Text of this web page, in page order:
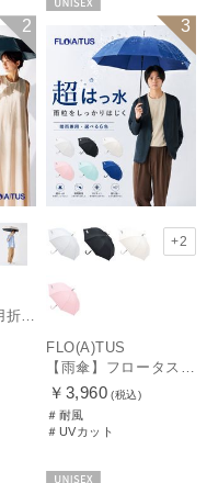
2
【超撥水晴雨兼用折りたたみ日傘】フロータス（FLO(A)TUS）プレーン 晴雨兼用 UV100 遮光100 簡単開閉
3
+2
FLO(A)TUS
￥3,960 (税込)
＃耐風
＃UVカット